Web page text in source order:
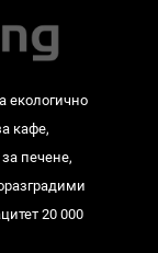
екологично
кафе,
печене,
20 000